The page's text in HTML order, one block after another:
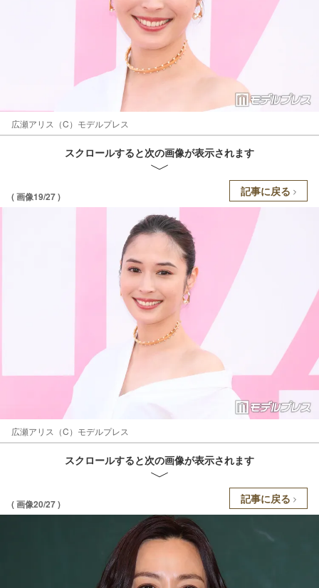
広瀬アリス（C）モデルプレス
スクロールすると次の画像が表示されます
( 画像19/27 ) 記事に戻る
広瀬アリス（C）モデルプレス
スクロールすると次の画像が表示されます
( 画像20/27 ) 記事に戻る